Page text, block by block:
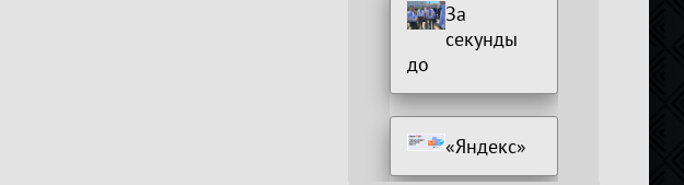
За
секунды
до
«Яндекс»